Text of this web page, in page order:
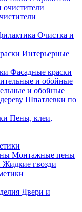
Очистка и
Интерьерные
Фасадные краски
и обойные
Шпатлевки по
Пены, клеи,
Монтажные пены
Жидкие гвозди
Двери и